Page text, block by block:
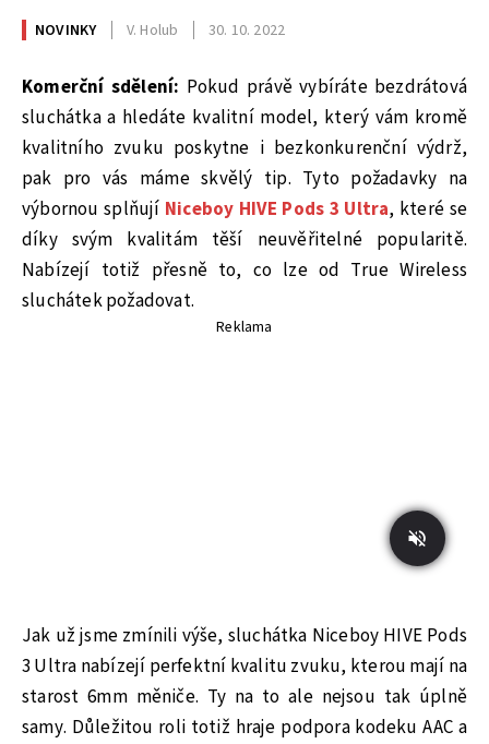
NOVINKY V. Holub 30. 10. 2022
Komerční sdělení: Pokud právě vybíráte bezdrátová
sluchátka a hledáte kvalitní model, který vám kromě
kvalitního zvuku poskytne i bezkonkurenční výdrž,
pak pro vás máme skvělý tip. Tyto požadavky na
výbornou splňují Niceboy HIVE Pods 3 Ultra, které se
díky svým kvalitám těší neuvěřitelné popularitě.
Nabízejí totiž přesně to, co lze od True Wireless
sluchátek požadovat.
Reklama
Jak už jsme zmínili výše, sluchátka Niceboy HIVE Pods
3 Ultra nabízejí perfektní kvalitu zvuku, kterou mají na
starost 6mm měniče. Ty na to ale nejsou tak úplně
samy. Důležitou roli totiž hraje podpora kodeku AAC a